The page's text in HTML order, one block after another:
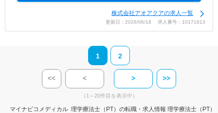
株式会社アオアクアの求人一覧
更新日：2026/06/18 求人番号：10171813
1 2
<< < > >>
（1～20件目を表示中）
マイナビコメディカル 理学療法士（PT）の転職・求人情報 理学療法士（PT）